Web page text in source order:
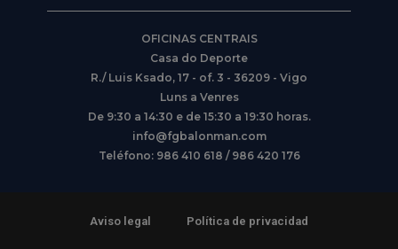
OFICINAS CENTRAIS
Casa do Deporte
R./ Luis Ksado, 17 - of. 3 - 36209 - Vigo
Luns a Venres
De 9:30 a 14:30 e de 15:30 a 19:30 horas.
info@fgbalonman.com
Teléfono: 986 410 618 / 986 420 176
Aviso legal Política de privacidad